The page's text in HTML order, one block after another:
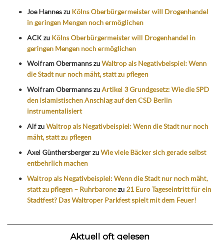
Joe Hanneszu Kölns Oberbürgermeister will Drogenhandel
in geringen Mengen noch ermöglichen
ACKzu Kölns Oberbürgermeister will Drogenhandel in
geringen Mengen noch ermöglichen
Wolfram ObermannszuWaltrop als Negativbeispiel: Wenn
die Stadt nur noch mäht, statt zu pflegen
Wolfram ObermannszuArtikel 3 Grundgesetz: Wie die SPD
den islamistischen Anschlag auf den CSD Berlin
instrumentalisiert
AlfzuWaltrop als Negativbeispiel: Wenn die Stadt nur noch
mäht, statt zu pflegen
Axel GünthersbergerzuWie viele Bäcker sich gerade selbst
entbehrlich machen
Waltrop als Negativbeispiel: Wenn die Stadt nur noch mäht,
statt zu pflegen – Ruhrbaronezu 21 Euro Tageseintritt für ein
Stadtfest? Das Waltroper Parkfest spielt mit dem Feuer!
Aktuell oft gelesen